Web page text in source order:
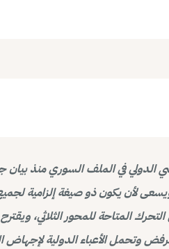
في الملف السوري منذ بيان
لأن يكون ذو صيغة إلزامية
المتاحة للمحور الثلاثي،
وتحمل الأعباء الدولية لإجهاض